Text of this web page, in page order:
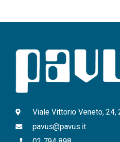
Viale Vittorio Veneto,
pavus@pavus.it